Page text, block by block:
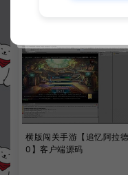
横版闯关手游【追忆阿拉
0】客户端源码